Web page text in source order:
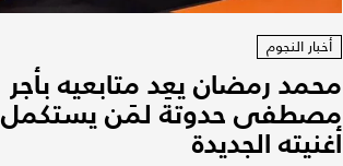
أخبار النجوم
محمد رمضان يعِد متابعيه بأجر
مصطفى حدوتة لمَن يستكمل
أغنيته الجديدة